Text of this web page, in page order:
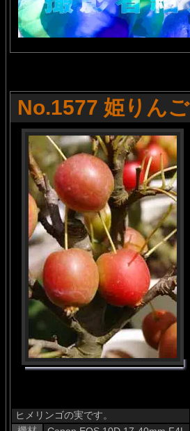
No.1577 姫りんご
ヒメリンゴの実です。